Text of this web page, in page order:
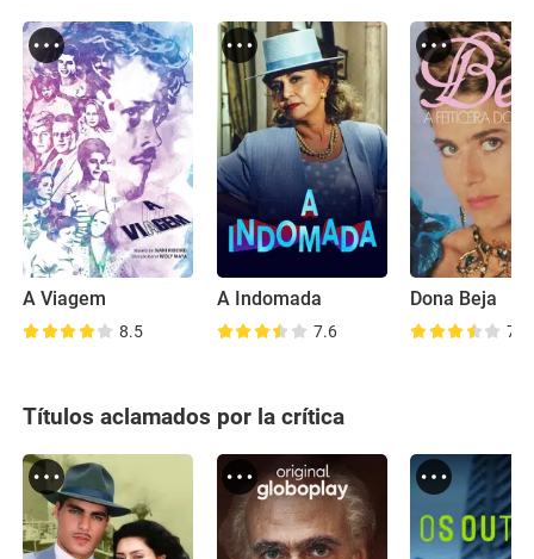
A Viagem
8.5
A Indomada
7.6
Dona Beja
7.3
Títulos aclamados por la crítica